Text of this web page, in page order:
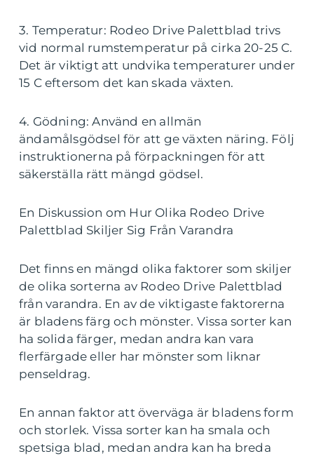
3. Temperatur: Rodeo Drive Palettblad trivs
vid normal rumstemperatur på cirka 20-25 C.
Det är viktigt att undvika temperaturer under
15 C eftersom det kan skada växten.
4. Gödning: Använd en allmän
ändamålsgödsel för att ge växten näring. Följ
instruktionerna på förpackningen för att
säkerställa rätt mängd gödsel.
En Diskussion om Hur Olika Rodeo Drive
Palettblad Skiljer Sig Från Varandra
Det finns en mängd olika faktorer som skiljer
de olika sorterna av Rodeo Drive Palettblad
från varandra. En av de viktigaste faktorerna
är bladens färg och mönster. Vissa sorter kan
ha solida färger, medan andra kan vara
flerfärgade eller har mönster som liknar
penseldrag.
En annan faktor att överväga är bladens form
och storlek. Vissa sorter kan ha smala och
spetsiga blad, medan andra kan ha breda